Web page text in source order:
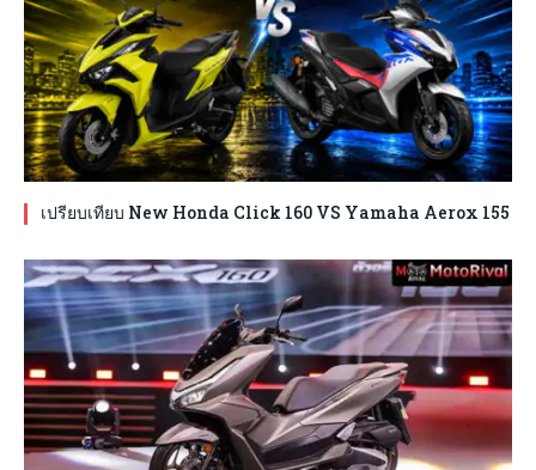
เปรียบเทียบ New Honda Click 160 VS Yamaha Aerox 155